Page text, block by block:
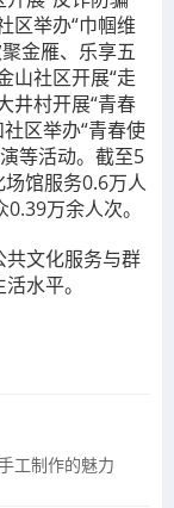
区举办“巾帼维
金雁、乐享五
山社区开展“走
井村开展“青春
区举办“青春使
等活动。截至5
馆服务0.6万人
万余人次。
文化服务与群
水平。
工制作的魅力